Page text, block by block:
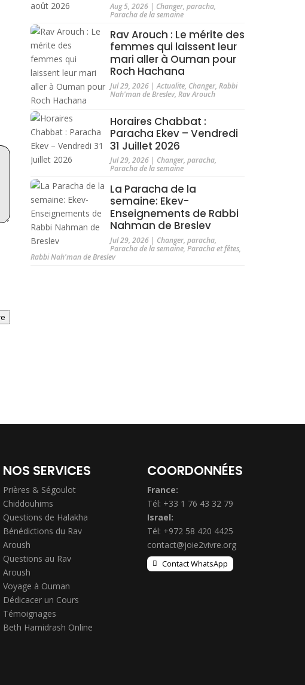
Aug 5, 2026| Changer, paracha,
Paracha de la semaine
Rav Arouch : Le mérite des
femmes qui laissent leur
mari aller à Ouman pour
Roch Hachana
Jul 29, 2026|Actualite, Changer, Rabbi
Nah'man de Breslev, Rav Arouch
Horaires Chabbat :
Paracha Ekev – Vendredi
31 Juillet 2026
Jul 29, 2026| Changer, paracha,
Paracha de la semaine
La Paracha de la
semaine: Ekev-
Enseignements de Rabbi
Nahman de Breslev
Jul 29, 2026| Changer, paracha,
Paracha de la semaine, Paracha et fêtes,
Rabbi Nah'man de Breslev
NOS SERVICES
Prières & Ségoulot
Chiddouhims
Questions de Halakha
Bénédictions du Rav
Aroush
Questions au Rav
Aroush
Voyage à Ouman
Dédicacer un Cours
Témoignages
Beth Hamidrash Online
COORDONNÉES
France:
Tél: +33 1 76 43 32 79
Israel:
Tél: +972 58 420 4425
contact@joie2vivre.org
Contact WhatsApp